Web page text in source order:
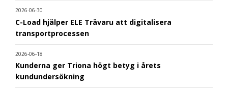
2026-06-30
C-Load hjälper ELE Trävaru att digitalisera
transportprocessen
2026-06-18
Kunderna ger Triona högt betyg i årets
kundundersökning